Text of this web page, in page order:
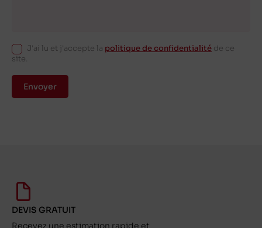
J'ai lu et j'accepte la politique de confidentialité de ce
site.
Envoyer
DEVIS GRATUIT
Recevez une estimation rapide et